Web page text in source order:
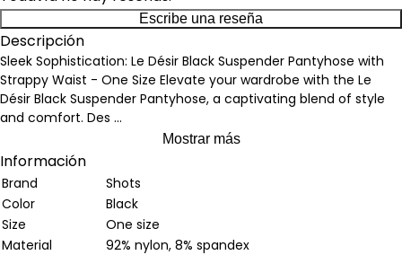
Escribe una reseña
Descripción
Sleek Sophistication: Le Désir Black Suspender Pantyhose with
Strappy Waist - One Size Elevate your wardrobe with the Le
Désir Black Suspender Pantyhose, a captivating blend of style
and comfort. Des ...
Mostrar más
Información
Brand
Shots
Color
Black
Size
One size
Material
92% nylon, 8% spandex